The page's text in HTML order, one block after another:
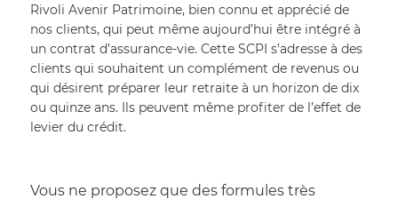
Rivoli Avenir Patrimoine, bien connu et apprécié de
nos clients, qui peut même aujourd’hui être intégré à
un contrat d’assurance-vie. Cette SCPI s’adresse à des
clients qui souhaitent un complément de revenus ou
qui désirent préparer leur retraite à un horizon de dix
ou quinze ans. Ils peuvent même profiter de l’effet de
levier du crédit.
Vous ne proposez que des formules très